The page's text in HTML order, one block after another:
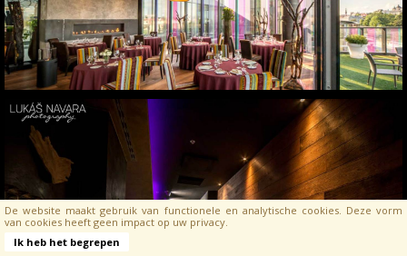
De website maakt gebruik van functionele en analytische cookies. Deze vorm
van cookies heeft geen impact op uw privacy.
Ik heb het begrepen